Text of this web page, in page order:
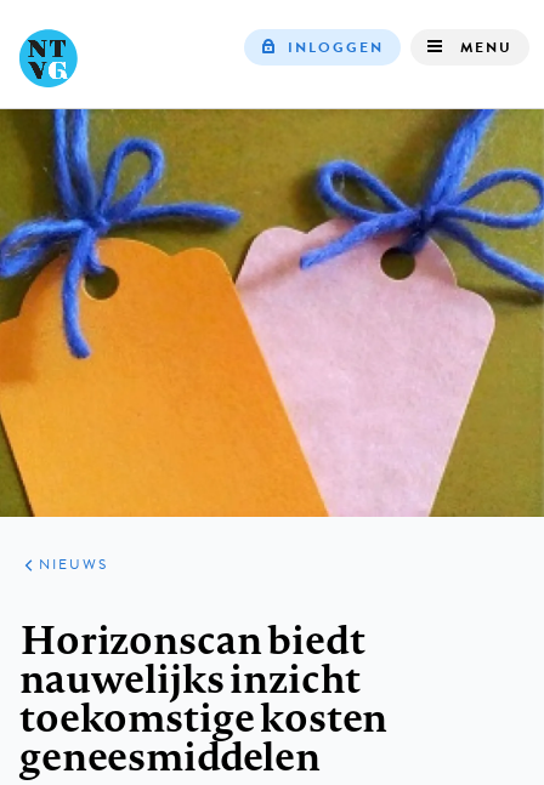
navigation
INLOGGEN MENU
ARTIKELEN
HET
KORT
NIEUWS
Horizonscan biedt
nauwelijks inzicht
toekomstige kosten
geneesmiddelen